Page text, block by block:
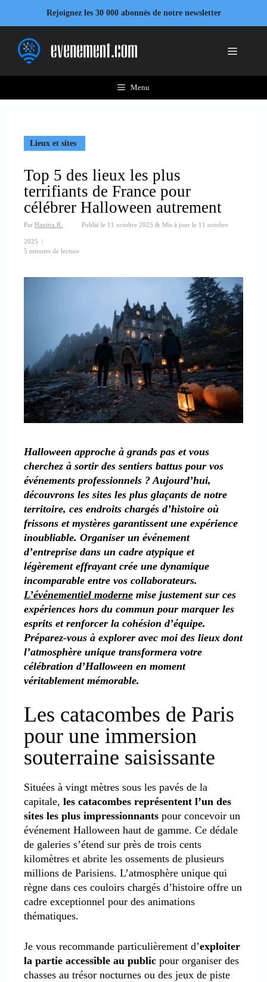
contenu
Rejoignez les 30 000 abonnés de notre newsletter
Menu
Menu
Lieux et sites
Top 5 des lieux les plus
terrifiants de France pour
célébrer Halloween autrement
Par Hanitra R. Publié le 11 octobre 2025 & Mis à jour le 11 octobre
2025 |
5 minutes de lecture
Halloween approche à grands pas et vous
cherchez à sortir des sentiers battus pour vos
événements professionnels ? Aujourd’hui,
découvrons les sites les plus glaçants de notre
territoire, ces endroits chargés d’histoire où
frissons et mystères garantissent une expérience
inoubliable. Organiser un événement
d’entreprise dans un cadre atypique et
légèrement effrayant crée une dynamique
incomparable entre vos collaborateurs.
L’événementiel moderne mise justement sur ces
expériences hors du commun pour marquer les
esprits et renforcer la cohésion d’équipe.
Préparez-vous à explorer avec moi des lieux dont
l’atmosphère unique transformera votre
célébration d’Halloween en moment
véritablement mémorable.
Les catacombes de Paris
pour une immersion
souterraine saisissante
Situées à vingt mètres sous les pavés de la
capitale, les catacombes représentent l’un des
sites les plus impressionnants pour concevoir un
événement Halloween haut de gamme. Ce dédale
de galeries s’étend sur près de trois cents
kilomètres et abrite les ossements de plusieurs
millions de Parisiens. L’atmosphère unique qui
règne dans ces couloirs chargés d’histoire offre un
cadre exceptionnel pour des animations
thématiques.
Je vous recommande particulièrement d’exploiter
la partie accessible au public pour organiser des
chasses au trésor nocturnes ou des jeux de piste